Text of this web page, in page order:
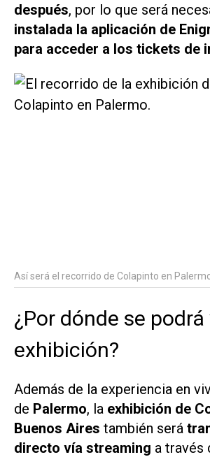
después, por lo que será
instalada la aplicación de
para acceder a los tickets de
Así será el recorrido de Colapinto en
¿Por dónde se podrá
exhibición?
Además de la experiencia en
de Palermo, la exhibición de
Buenos Aires también será
directo vía streaming a través